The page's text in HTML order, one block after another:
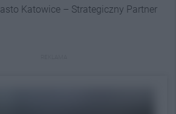
Katowice – Strategiczny Partner